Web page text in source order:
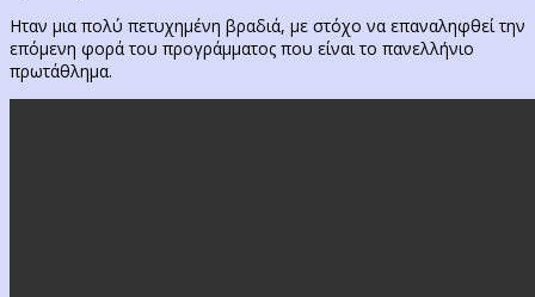
Ηταν μια πολύ πετυχημένη βραδιά, με στόχο να επαναληφθεί την
επόμενη φορά του προγράμματος που είναι το πανελλήνιο
πρωτάθλημα.